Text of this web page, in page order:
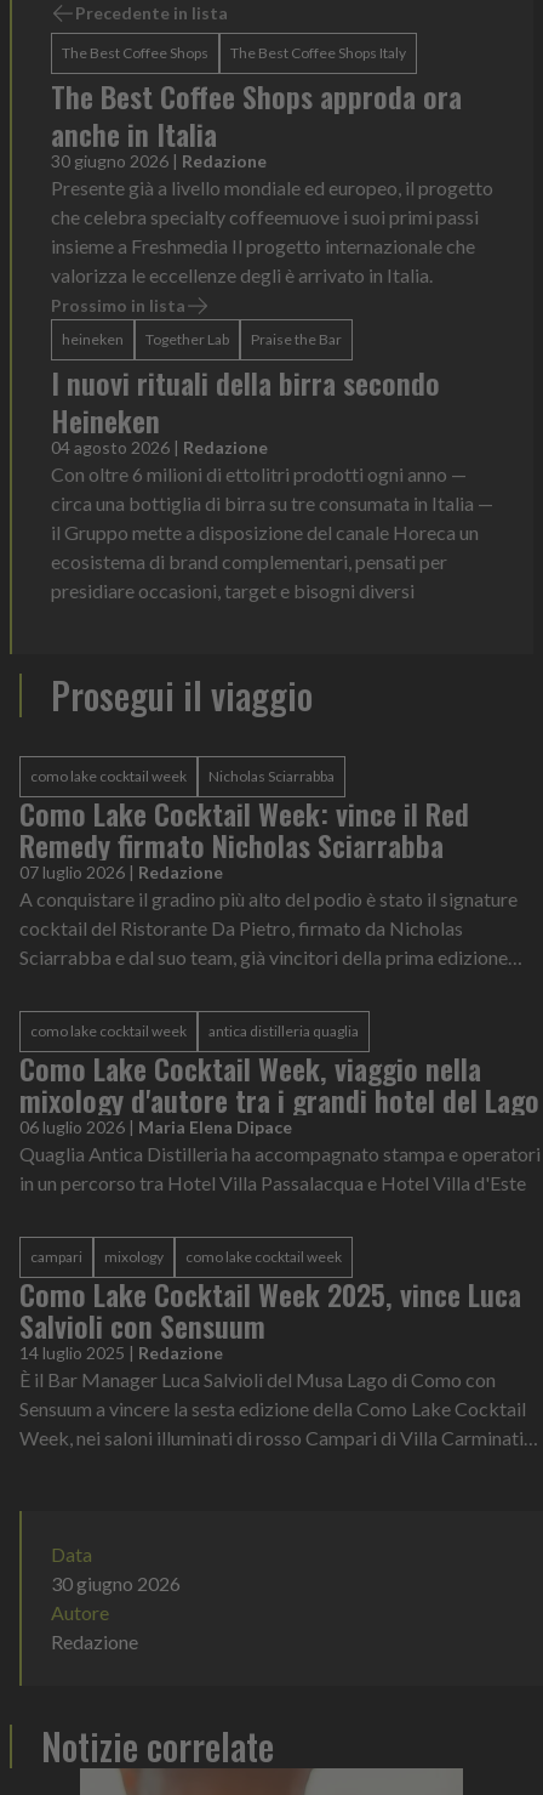
Precedente in lista
The Best Coffee Shops The Best Coffee Shops Italy
The Best Coffee Shops approda ora
anche in Italia
30 giugno 2026 | Redazione
Presente già a livello mondiale ed europeo, il progetto
che celebra specialty coffeemuove i suoi primi passi
insieme a Freshmedia Il progetto internazionale che
valorizza le eccellenze degli è arrivato in Italia.
Prossimo in lista
heineken Together Lab Praise the Bar
I nuovi rituali della birra secondo
Heineken
04 agosto 2026 | Redazione
Con oltre 6 milioni di ettolitri prodotti ogni anno —
circa una bottiglia di birra su tre consumata in Italia —
il Gruppo mette a disposizione del canale Horeca un
ecosistema di brand complementari, pensati per
presidiare occasioni, target e bisogni diversi
Prosegui il viaggio
como lake cocktail week Nicholas Sciarrabba
Como Lake Cocktail Week: vince il Red
Remedy firmato Nicholas Sciarrabba
07 luglio 2026 | Redazione
A conquistare il gradino più alto del podio è stato il signature
cocktail del Ristorante Da Pietro, firmato da Nicholas
Sciarrabba e dal suo team, già vincitori della prima edizione
como lake cocktail week antica distilleria quaglia
Como Lake Cocktail Week, viaggio nella
mixology d'autore tra i grandi hotel del Lago
06 luglio 2026 | Maria Elena Dipace
Quaglia Antica Distilleria ha accompagnato stampa e operatori
in un percorso tra Hotel Villa Passalacqua e Hotel Villa d'Este
campari mixology como lake cocktail week
Como Lake Cocktail Week 2025, vince Luca
Salvioli con Sensuum
14 luglio 2025 | Redazione
È il Bar Manager Luca Salvioli del Musa Lago di Como con
Sensuum a vincere la sesta edizione della Como Lake Cocktail
Week, nei saloni illuminati di rosso Campari di Villa Carminati
Data
30 giugno 2026
Autore
Redazione
Notizie correlate